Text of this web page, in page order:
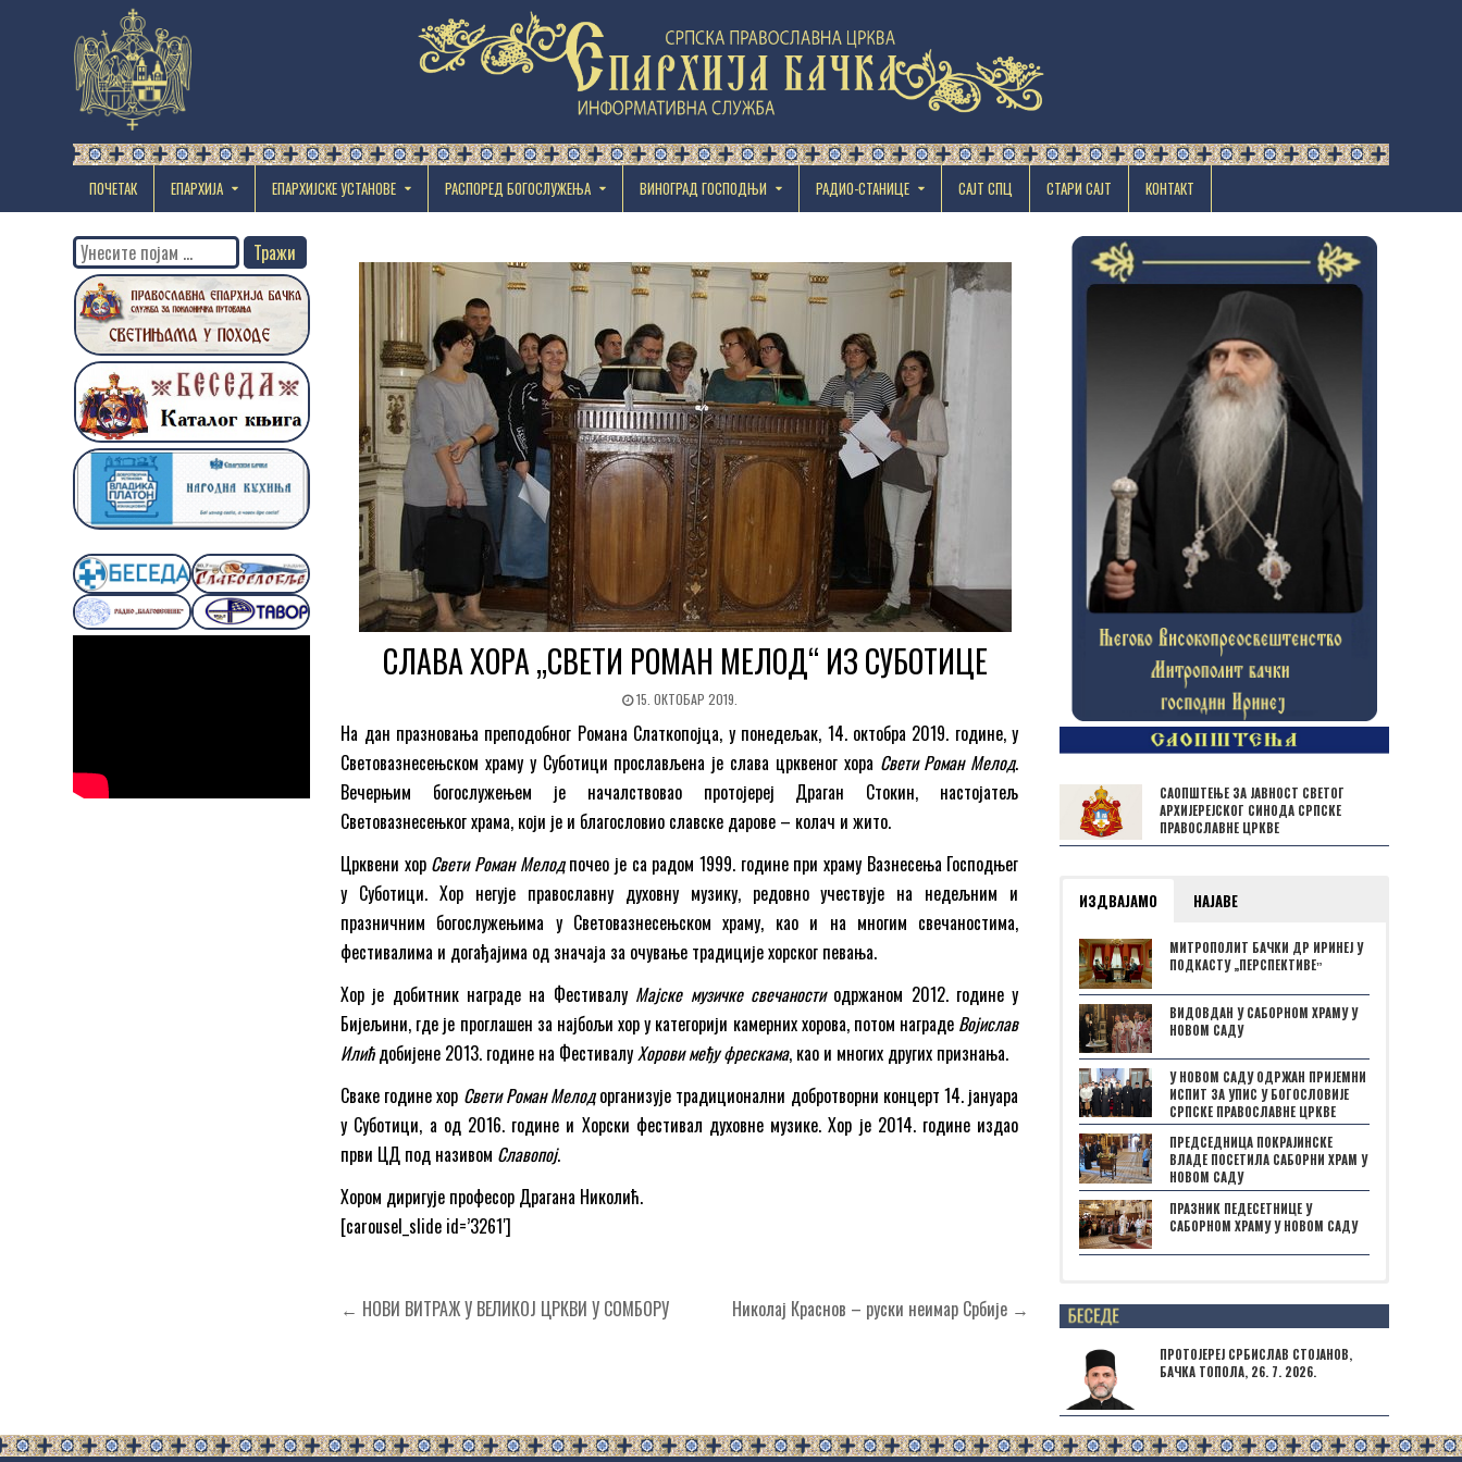
ПОЧЕТАК ЕПАРХИЈА EПАРХИЈСКЕ УСТАНОВЕ РАСПОРЕД БОГОСЛУЖЕЊА ВИНОГРАД ГОСПОДЊИ РАДИО-СТАНИЦЕ САЈТ СПЦ СТАРИ САЈТ КОНТАКТ
СЛАВА ХОРА „СВЕТИ РОМАН МЕЛОД“ ИЗ СУБОТИЦЕ
15. ОКТОБАР 2019.
На дан празновања преподобног Романа Слаткопојца, у понедељак, 14. октобра 2019. године, у
Световазнесењском храму у Суботици прослављена је слава црквеног хора Свети Роман Мелод.
Вечерњим богослужењем је началствовао протојереј Драган Стокин, настојатељ
Световазнесењког храма, који је и благословио славске дарове – колач и жито.
Црквени хор Свети Роман Мелодпочео је са радом 1999. године при храму Вазнесења Господњег
у Суботици. Хор негује православну духовну музику, редовно учествује на недељним и
празничним богослужењима у Световазнесењском храму, као и на многим свечаностима,
фестивалима и догађајима од значаја за очување традиције хорског певања.
Хор је добитник награде на Фестивалу Мајске музичке свечаностиодржаном 2012. године у
Бијељини, где је проглашен за најбољи хор у категорији камерних хорова, потом награде Војислав
Илићдобијене 2013. године на ФестивалуХорови међу фрескама, као и многих других признања.
Сваке године хор Свети Роман Мелодорганизује традиционални добротворни концерт 14. јануара
у Суботици, а од 2016. године и Хорски фестивал духовне музике. Хор је 2014. године издао
први ЦД под називом Славопој.
Хором диригује професор Драгана Николић.
[carousel_slide id=’3261′]
Кретање
← НОВИ ВИТРАЖ У ВЕЛИКОЈ ЦРКВИ У СОМБОРУ Николај Краснов – руски неимар Србије →
Search
for:
САОПШТЕЊЕ ЗА ЈАВНОСТ СВЕТОГ
АРХИЈЕРЕЈСКОГ СИНОДА СРПСКЕ
ПРАВОСЛАВНЕ ЦРКВЕ
ИЗДВАЈАМО НАЈАВЕ
МИТРОПОЛИТ БАЧКИ ДР ИРИНЕЈ У
ПОДКАСТУ „ПЕРСПЕКТИВЕˮ
ВИДОВДАН У САБОРНОМ ХРАМУ У
НОВОМ САДУ
У НОВОМ САДУ ОДРЖАН ПРИЈЕМНИ
ИСПИТ ЗА УПИС У БОГОСЛОВИЈЕ
СРПСКЕ ПРАВОСЛАВНЕ ЦРКВЕ
ПРЕДСЕДНИЦА ПОКРАЈИНСКЕ
ВЛАДЕ ПОСЕТИЛА САБОРНИ ХРАМ У
НОВОМ САДУ
ПРАЗНИК ПЕДЕСЕТНИЦЕ У
САБОРНОМ ХРАМУ У НОВОМ САДУ
Posts not found
ПРОТОЈЕРЕЈ СРБИСЛАВ СТОЈАНОВ,
БАЧКА ТОПОЛА, 26. 7. 2026.